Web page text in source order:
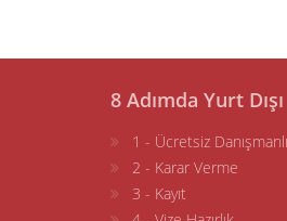
8 Adımda Yurt Dışı
1 - Ücretsiz
2 - Karar Verme
3 - Kayıt